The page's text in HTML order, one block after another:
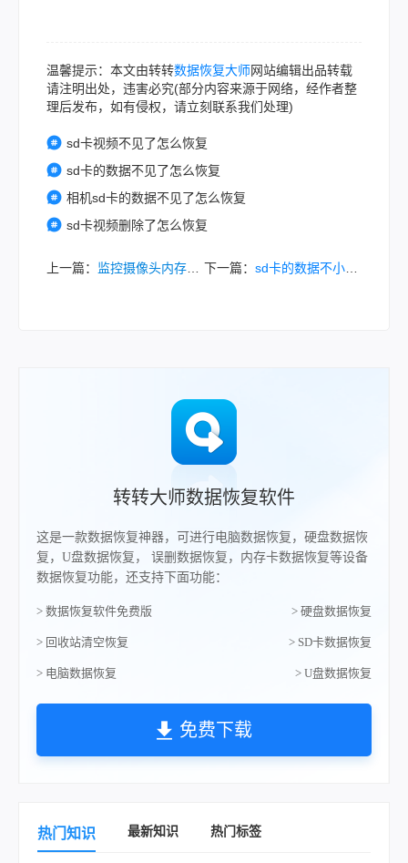
温馨提示：本文由转转数据恢复大师网站编辑出品转载
请注明出处，违害必究(部分内容来源于网络，经作者整
理后发布，如有侵权，请立刻联系我们处理)
sd卡视频不见了怎么恢复
sd卡的数据不见了怎么恢复
相机sd卡的数据不见了怎么恢复
sd卡视频删除了怎么恢复
上一篇： 监控摄像头内存卡的视频如何恢复？推荐几种数据恢复方法！ 下一篇： sd卡的数据不小心误删了怎么恢复？学会这2招，轻松恢复文件!
转转大师数据恢复软件
这是一款数据恢复神器，可进行电脑数据恢复，硬盘数据恢
复，U盘数据恢复， 误删数据恢复，内存卡数据恢复等设备
数据恢复功能，还支持下面功能：
> 数据恢复软件免费版 > 硬盘数据恢复
> 回收站清空恢复 > SD卡数据恢复
> 电脑数据恢复 > U盘数据恢复
免费下载
热门知识 最新知识 热门标签